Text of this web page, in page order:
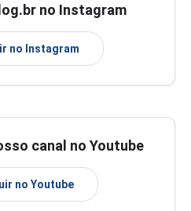
no Instagram
no Instagram
canal no Youtube
no Youtube